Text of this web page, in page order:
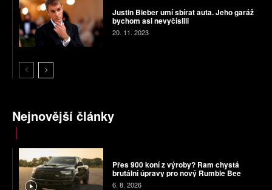
Justin Bieber umí sbírat auta. Jeho garáž
bychom asi nevyčíslili
20. 11. 2023
Nejnovější články
Přes 900 koní z výroby? Ram chystá
brutální úpravy pro nový Rumble Bee
6. 8. 2026